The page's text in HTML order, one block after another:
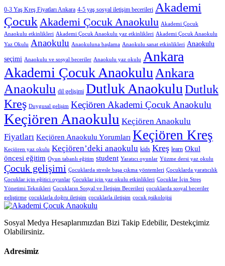
0-3 Yaş Kreş Fiyatları Ankara 4-5 yaş sosyal iletişim becerileri Akademi
Çocuk Akademi Çocuk Anaokulu Akademi Çocuk
Anaokulu etkinlikleri Akademi Çocuk Anaokulu yaz etkinlikleri Akademi Çocuk Anaokulu
Yaz Okulu Anaokulu Anaokuluna başlama Anaokulu sanat etkinlikleri Anaokulu
seçimi Anaokulu ve sosyal beceriler Anaokulu yaz okulu
Ankara
Akademi Çocuk Anaokulu Ankara
Anaokulu dil gelişimi Dutluk Anaokulu Dutluk
Kreş Duygusal gelişim Keçiören Akademi Çocuk Anaokulu
Keçiören Anaokulu Keçiören Anaokulu
Fiyatları Keçiören Anaokulu Yorumları Keçiören Kreş
Keçiören yaz okulu Keçiören’deki anaokulu kids Kreş learn Okul
öncesi eğitim Oyun tabanlı eğitim student Yaratıcı oyunlar Yüzme dersi yaz okulu
Çocuk gelişimi Çocuklarda stresle başa çıkma yöntemleri Çocuklarda yaratıcılık
Çocuklar için eğitici oyunlar Çocuklar için yaz okulu etkinlikleri Çocuklar İçin Stres
Yönetimi Teknikleri Çocukların Sosyal ve İletişim Becerileri çocuklarda sosyal beceriler
geliştirme çocuklarla doğru iletişim çocuklarla iletişim çocuk psikolojisi
Sosyal Medya Hesaplarımızdan Bizi Takip Edebilir, Destekçimiz
Olabilirsiniz.
Adresimiz